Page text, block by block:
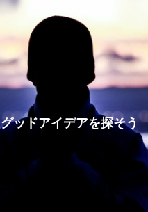
グッドアイデアを探そう